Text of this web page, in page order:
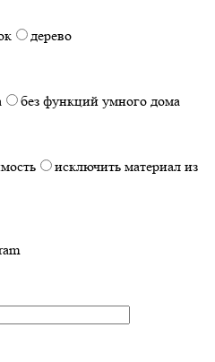
дерево
без функций умного дома
исключить материал из